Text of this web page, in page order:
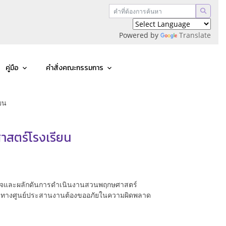
Powered by Translate
คู่มือ คำสั่งคณะกรรมการ
น
ตร์โรงเรียน
และผลักดันการดำเนินงานสวนพฤกษศาสตร์
างศูนย์ประสานงานต้องขออภัยในความผิดพลาด